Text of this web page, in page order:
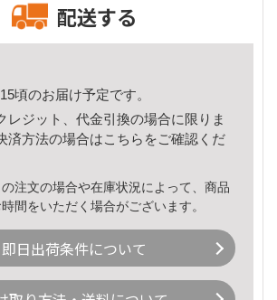
配送する
頃のお届け予定です。
レジット、代金引換の場合に限りま
済方法の場合はこちら をご確認くだ
注文の場合や在庫状況によって、商品
間をいただく場合がございます。
即日出荷条件について